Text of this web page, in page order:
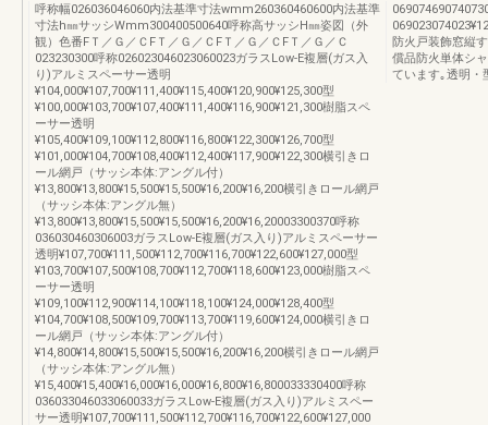
呼称幅026036046060内法基準寸法wmm260360460600内法基準
寸法h㎜サッシWmm300400500640呼称高サッシH㎜姿図（外
観）色番FＴ／Ｇ／ＣFＴ／Ｇ／ＣFＴ／Ｇ／ＣFＴ／Ｇ／Ｃ
023230300呼称026023046023060023ガラスLow-E複層(ガス入
り)アルミスペーサー透明
¥104,000¥107,700¥111,400¥115,400¥120,900¥125,300型
¥100,000¥103,700¥107,400¥111,400¥116,900¥121,300樹脂スペ
ーサー透明
¥105,400¥109,100¥112,800¥116,800¥122,300¥126,700型
¥101,000¥104,700¥108,400¥112,400¥117,900¥122,300横引きロ
ール網戸（サッシ本体:アングル付）
¥13,800¥13,800¥15,500¥15,500¥16,200¥16,200横引きロール網戸
（サッシ本体:アングル無）
¥13,800¥13,800¥15,500¥15,500¥16,200¥16,20003300370呼称
036030460306003ガラスLow-E複層(ガス入り)アルミスペーサー
透明¥107,700¥111,500¥112,700¥116,700¥122,600¥127,000型
¥103,700¥107,500¥108,700¥112,700¥118,600¥123,000樹脂スペ
ーサー透明
¥109,100¥112,900¥114,100¥118,100¥124,000¥128,400型
¥104,700¥108,500¥109,700¥113,700¥119,600¥124,000横引きロ
ール網戸（サッシ本体:アングル付）
¥14,800¥14,800¥15,500¥15,500¥16,200¥16,200横引きロール網戸
（サッシ本体:アングル無）
¥15,400¥15,400¥16,000¥16,000¥16,800¥16,800033330400呼称
036033046033060033ガラスLow-E複層(ガス入り)アルミスペー
サー透明¥107,700¥111,500¥112,700¥116,700¥122,600¥127,000
防火戸装飾窓縦
償品防火単体シ
ています｡透明・